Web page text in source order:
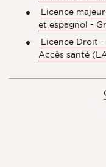
Licence
et espagnol -
Licence Droit
Accès santé